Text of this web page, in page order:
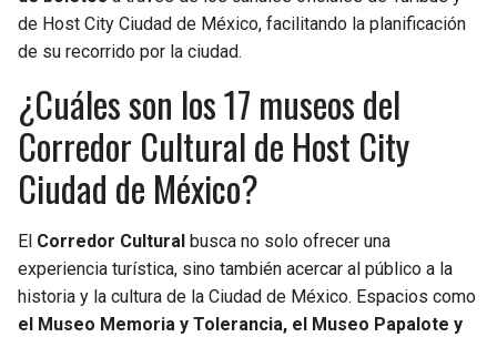
de Host City Ciudad de México, facilitando la planificación
de su recorrido por la ciudad.
¿Cuáles son los 17 museos del
Corredor Cultural de Host City
Ciudad de México?
El Corredor Cultural busca no solo ofrecer una
experiencia turística, sino también acercar al público a la
historia y la cultura de la Ciudad de México. Espacios como
el Museo Memoria y Tolerancia, el Museo Papalote y